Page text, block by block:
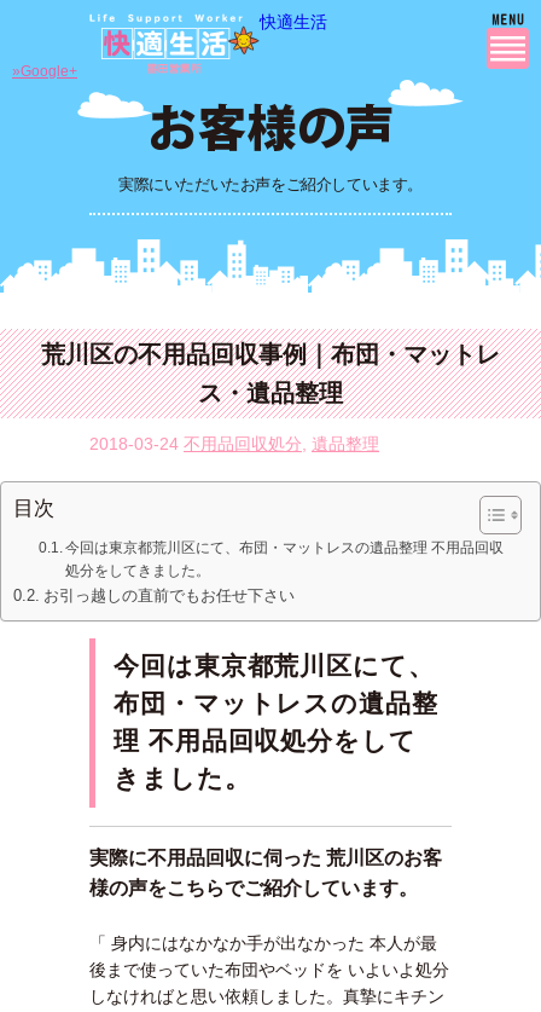
快適生活
実際にいただいたお声をご紹介しています。
»Google+
荒川区の不用品回収事例｜布団・マットレ
ス・遺品整理
2018-03-24 不用品回収処分 遺品整理
目次
今回は東京都荒川区にて、布団・マットレスの遺品整理 不用品回収
処分をしてきました。
お引っ越しの直前でもお任せ下さい
今回は東京都荒川区にて、
布団・マットレスの遺品整
理 不用品回収処分をして
きました。
実際に不用品回収に伺った 荒川区のお客
様の声をこちらでご紹介しています。
「 身内にはなかなか手が出なかった 本人が最
後まで使っていた布団やベッドを いよいよ処分
しなければと思い依頼しました。真摯にキチン